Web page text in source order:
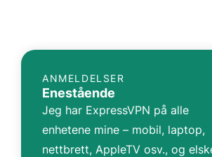
ANMELDELSER
Enestående
Jeg har ExpressVPN på alle
enhetene mine – mobil, laptop,
nettbrett, AppleTV osv., og